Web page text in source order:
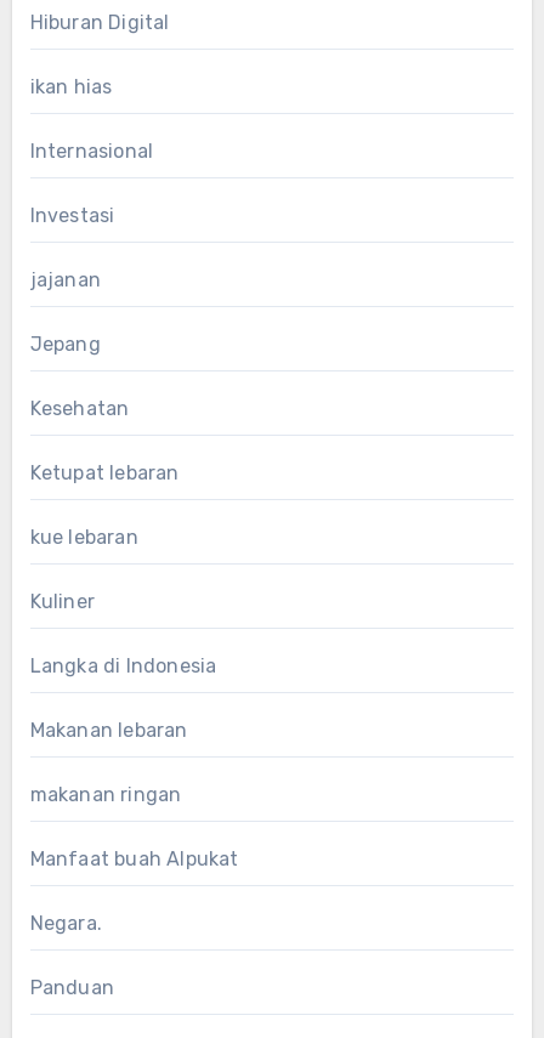
Hiburan Digital
ikan hias
Internasional
Investasi
jajanan
Jepang
Kesehatan
Ketupat lebaran
kue lebaran
Kuliner
Langka di Indonesia
Makanan lebaran
makanan ringan
Manfaat buah Alpukat
Negara.
Panduan